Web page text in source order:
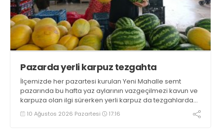
Pazarda yerli karpuz tezgahta
İlçemizde her pazartesi kurulan Yeni Mahalle semt
pazarında bu hafta yaz aylarının vazgeçilmezi kavun ve
karpuza olan ilgi sürerken yerli karpuz da tezgahlarda
yerini aldı
10 Ağustos 2026 Pazartesi 17:16